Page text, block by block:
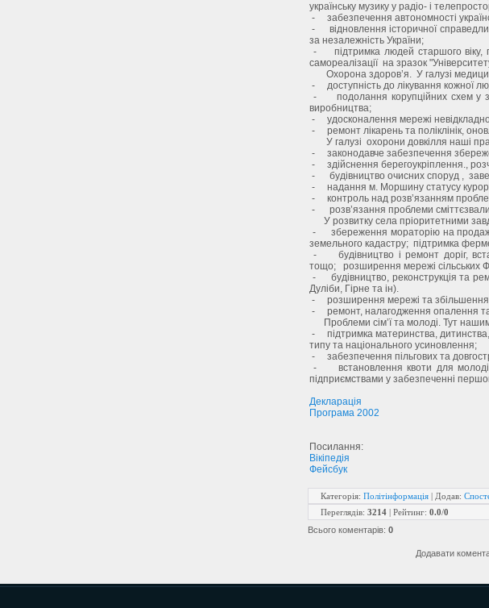
українську музику у радіо- і
- забезпечення автономності
- відновлення історичної
за незалежність України;
- підтримка людей старшого віку,
самореалізації на зразок
Охорона здоров’я. У галузі
- доступність до лікування кожної
- подолання корупційних схем у
виробництва;
- удосконалення мережі
- ремонт лікарень та поліклінік,
У галузі охорони довкілля наші
- законодавче забезпечення
- здійснення берегоукріплення.,
- будівництво очисних споруд ,
- надання м. Моршину статусу
- контроль над розв’язанням
- розв’язання проблеми
У розвитку села пріоритетними
- збереження мораторію на продаж
земельного кадастру; підтримка
- будівництво і ремонт доріг,
тощо; розширення мережі сільських
- будівництво, реконструкція та
Дуліби, Гірне та ін).
- розширення мережі та збільшення
- ремонт, налагодження опалення та
Проблеми сім’ї та молоді. Тут
- підтримка материнства, дитинства,
типу та національного усиновлення;
- забезпечення пільгових та
- встановлення квоти для молоді у
підприємствами у забезпеченні
Декларація
Програма 2002
Посилання:
Вікіпедія
Фейсбук
Категорія: Політінформація | Додав:
Переглядів: 3214 | Рейтинг: 0.0/0
Всього коментарів: 0
Додавати